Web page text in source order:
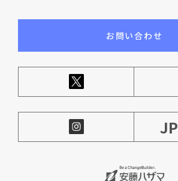
お問い合わせ
JP